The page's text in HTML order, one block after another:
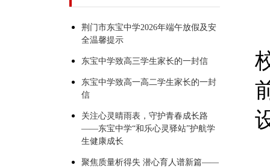
荆门市东宝中学2026年端午放假及安
全温馨提示
东宝中学致高三学生家长的一封信
东宝中学致高一高二学生家长的一封
信
关注心灵晴雨表，守护青春成长路
——东宝中学“和乐心灵驿站”护航学
生健康成长
聚焦质量析得失 潜心育人谱新篇——